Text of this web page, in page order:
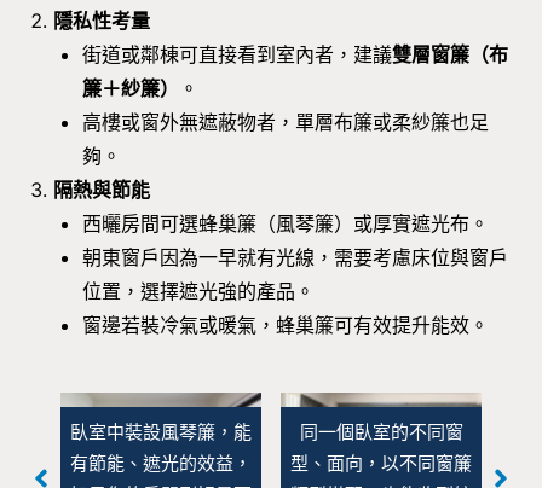
隱私性考量
街道或鄰棟可直接看到室內者，建議雙層窗簾（布
簾＋紗簾）
。
高樓或窗外無遮蔽物者，單層布簾或柔紗簾也足
夠。
隔熱與節能
西曬房間可選蜂巢簾（風琴簾）或厚實遮光布。
朝東窗戶因為一早就有光線，需要考慮床位與窗戶
位置，選擇遮光強的產品。
窗邊若裝冷氣或暖氣，蜂巢簾可有效提升能效。
臥室中裝設風琴簾，能
有節能、遮光的效益，
同一個臥室的不同窗
型、面向，以不同窗簾